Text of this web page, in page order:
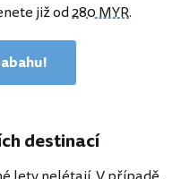
již od280 MYR.
destinací